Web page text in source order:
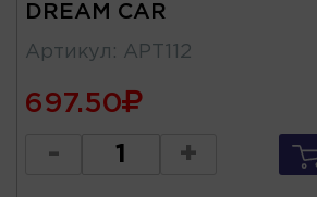
DREAM CAR
Артикул : АРТ112
697.50
- +